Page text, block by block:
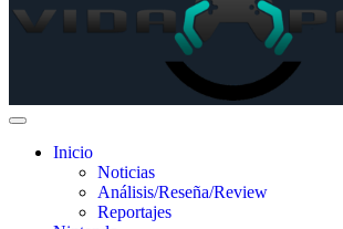
Inicio
Noticias
Análisis/Reseña/Review
Reportajes